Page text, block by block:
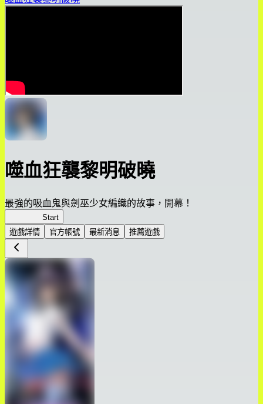
噬血狂襲黎明破曉
最強的吸血鬼與劍巫少女編織的故事，開幕！
Start
遊戲詳情
官方帳號 最新消息 推薦遊戲